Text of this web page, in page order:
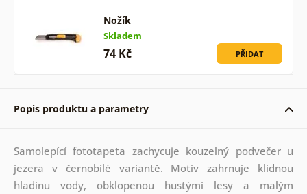
Nožík
Skladem
74 Kč PŘIDAT
Popis produktu a parametry
Samolepící fototapeta zachycuje kouzelný podvečer u
jezera v černobílé variantě. Motiv zahrnuje klidnou
hladinu vody, obklopenou hustými lesy a malým